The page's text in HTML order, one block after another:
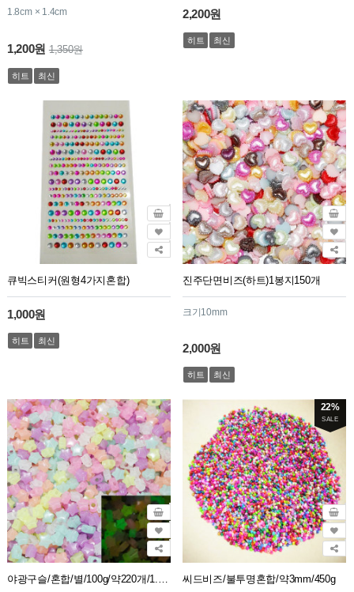
1.8cm × 1.4cm
1,200원 1,350원
히트 최신
2,200원
히트 최신
큐빅스티커(원형4가지혼합)
1,000원
히트 최신
진주단면비즈(하트)1봉지150개
크기10mm
2,000원
히트 최신
22%
SALE
씨드비즈/불투명혼합/약3mm/450g